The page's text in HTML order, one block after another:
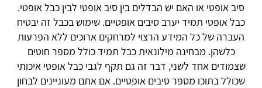
סיב אופטי או האם יש הבדלים בין סיב אופטי לבין כבל אופטי.
כבל אופטי תמיד יערב סיבים אופטיים. שימוש בכבל זה יבטיח
העברה של כל המידע הרצוי למרחקים ארוכים ללא הפרעות
כלשהן. מבחינה מילונאית כבל תמיד כולל מספר חוטים
שצמודים אחד לשני, דבר זה גם תקף לגבי כבל אופטי איכותי
שכולל בתוכו מספר סיבים אופטיים. אם אתם מעוניינים לבחון